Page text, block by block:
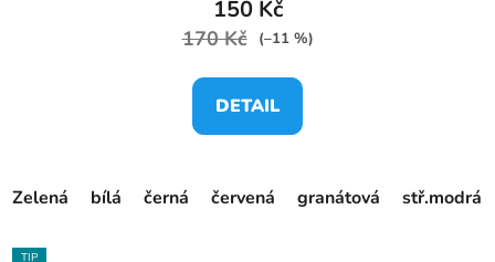
150 Kč
170 Kč (–11 %)
DETAIL
Zelená bílá černá červená granátová stř.modrá
TIP